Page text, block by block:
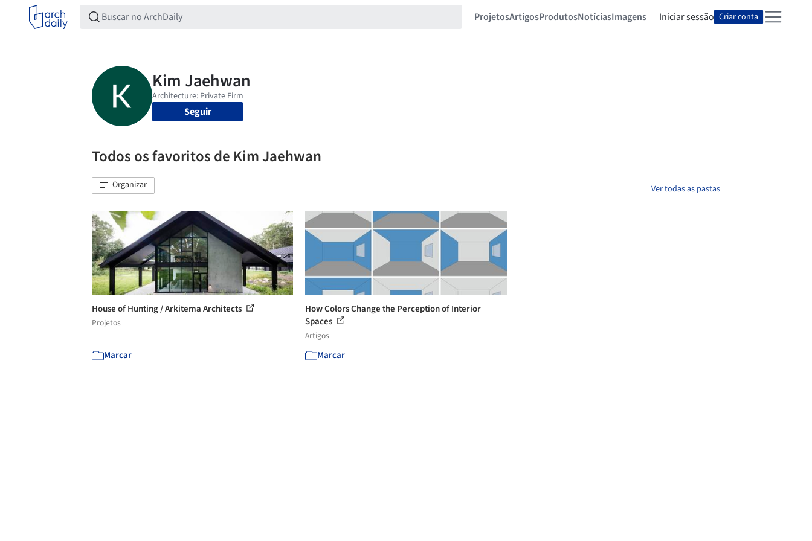
ProjetosArtigosProdutosNotíciasImagens Iniciar sessão Criar conta
Seguir
Todos os favoritos de Kim Jaehwan
Organizar Ver todas as pastas
House of Hunting / Arkitema Architects
Projetos
Marcar
How Colors Change the Perception of Interior
Spaces
Artigos
Marcar